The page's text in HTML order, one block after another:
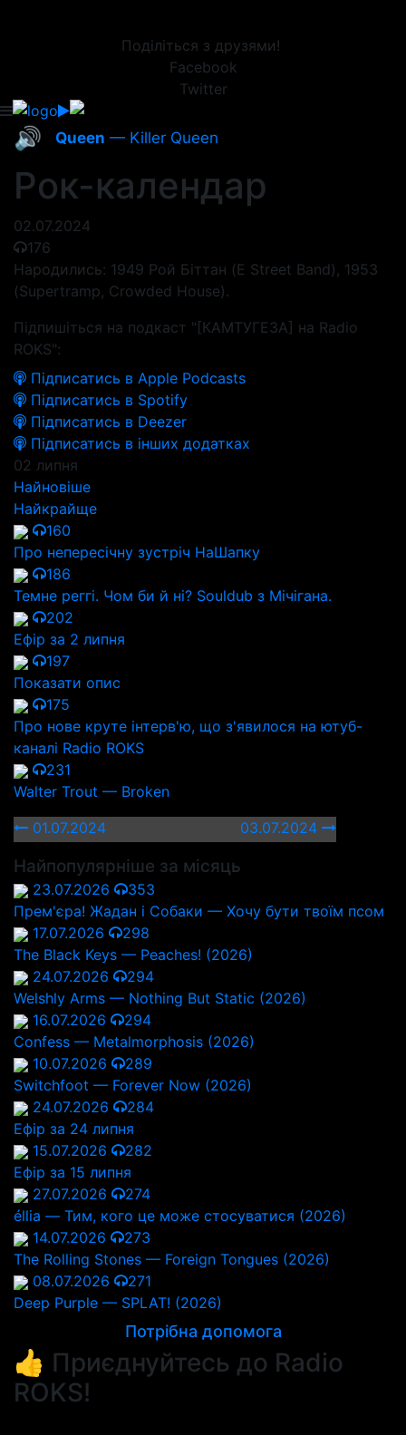
Поділіться з друзями!
Facebook
Twitter
🔊 Queen — Killer Queen
Рок-календар
02.07.2024
176
Народились: 1949 Рой Біттан (E Street Band), 1953
(Supertramp, Crowded House).
Підпишіться на подкаст "[КАМТУГЕЗА] на Radio
ROKS":
Підписатись в Apple Podcasts
Підписатись в Spotify
Підписатись в Deezer
Підписатись в інших додатках
02 липня
Найновіше
Найкрайще
160
Про непересічну зустріч НаШапку
186
Темне реггі. Чом би й ні? Souldub з Мічігана.
202
Ефір за 2 липня
197
Показати опис
175
Про нове круте інтерв'ю, що з'явилося на ютуб-
каналі Radio ROKS
231
Walter Trout — Broken
01.07.2024
03.07.2024
Найпопулярніше за місяць
23.07.2026
353
Прем'єра! Жадан і Собаки — Хочу бути твоїм псом
17.07.2026
298
The Black Keys — Peaches! (2026)
24.07.2026
294
Welshly Arms — Nothing But Static (2026)
16.07.2026
294
Confess — Metalmorphosis (2026)
10.07.2026
289
Switchfoot — Forever Now (2026)
24.07.2026
284
Ефір за 24 липня
15.07.2026
282
Ефір за 15 липня
27.07.2026
274
éllia — Тим, кого це може стосуватися (2026)
14.07.2026
273
The Rolling Stones — Foreign Tongues (2026)
08.07.2026
271
Deep Purple — SPLAT! (2026)
Потрібна допомога
👍 Приєднуйтесь до Radio
ROKS!